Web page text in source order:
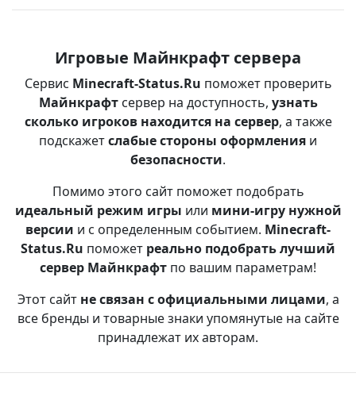
Игровые Майнкрафт сервера
Сервис Minecraft-Status.Ru поможет проверить
Майнкрафтсервер на доступность, узнать
сколько игроков находится на сервер, а также
подскажетслабые стороны оформления и
безопасности.
Помимо этого сайт поможет подобрать
идеальный режим игры или мини-игру нужной
версии и с определенным событием. Minecraft-
Status.Ru поможет реально подобрать лучший
сервер Майнкрафт по вашим параметрам!
Этот сайт не связан с официальными лицами, а
все бренды и товарные знаки упомянутые на сайте
принадлежат их авторам.